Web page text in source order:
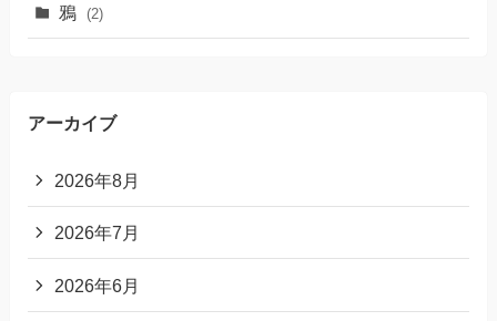
鴉 (2)
アーカイブ
2026年8月
2026年7月
2026年6月